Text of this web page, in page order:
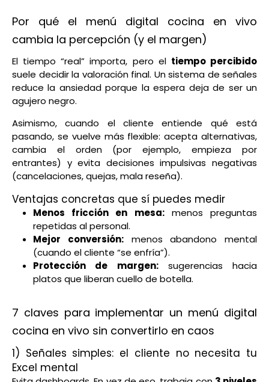
Por qué el menú digital cocina en vivo
cambia la percepción (y el margen)
El tiempo “real” importa, pero el tiempo percibido
suele decidir la valoración final. Un sistema de señales
reduce la ansiedad porque la espera deja de ser un
agujero negro.
Asimismo, cuando el cliente entiende qué está
pasando, se vuelve más flexible: acepta alternativas,
cambia el orden (por ejemplo, empieza por
entrantes) y evita decisiones impulsivas negativas
(cancelaciones, quejas, mala reseña).
Ventajas concretas que sí puedes medir
Menos fricción en mesa:menos preguntas
repetidas al personal.
Mejor conversión:menos abandono mental
(cuando el cliente “se enfría”).
Protección de margen:sugerencias hacia
platos que liberan cuello de botella.
7 claves para implementar un menú digital
cocina en vivo sin convertirlo en caos
1) Señales simples: el cliente no necesita tu
Excel mental